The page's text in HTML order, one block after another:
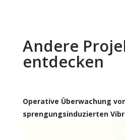
Andere
entdecken
Operative Überwachung
sprengungsinduzierten